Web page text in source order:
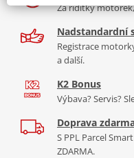
Za řídítky
Nadstandardní
Registrace
a další.
K2 Bonus
Výbava? Servis?
Doprava
S PPL Parcel
ZDARMA.